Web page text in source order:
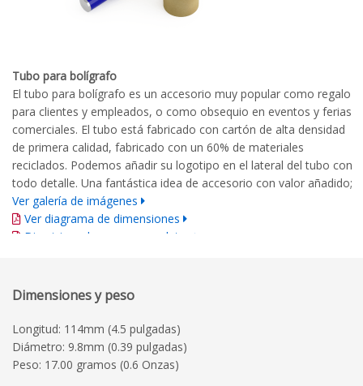
Tubo para bolígrafo
El tubo para bolígrafo es un accesorio muy popular como regalo
para clientes y empleados, o como obsequio en eventos y ferias
comerciales. El tubo está fabricado con cartón de alta densidad
de primera calidad, fabricado con un 60% de materiales
reciclados. Podemos añadir su logotipo en el lateral del tubo con
todo detalle. Una fantástica idea de accesorio con valor añadido;
Ver galería de imágenes
Ver diagrama de dimensiones
Directrices de marca completas
Dimensiones y peso
Longitud: 114mm (4.5 pulgadas)
Diámetro: 9.8mm (0.39 pulgadas)
Peso: 17.00 gramos (0.6 Onzas)